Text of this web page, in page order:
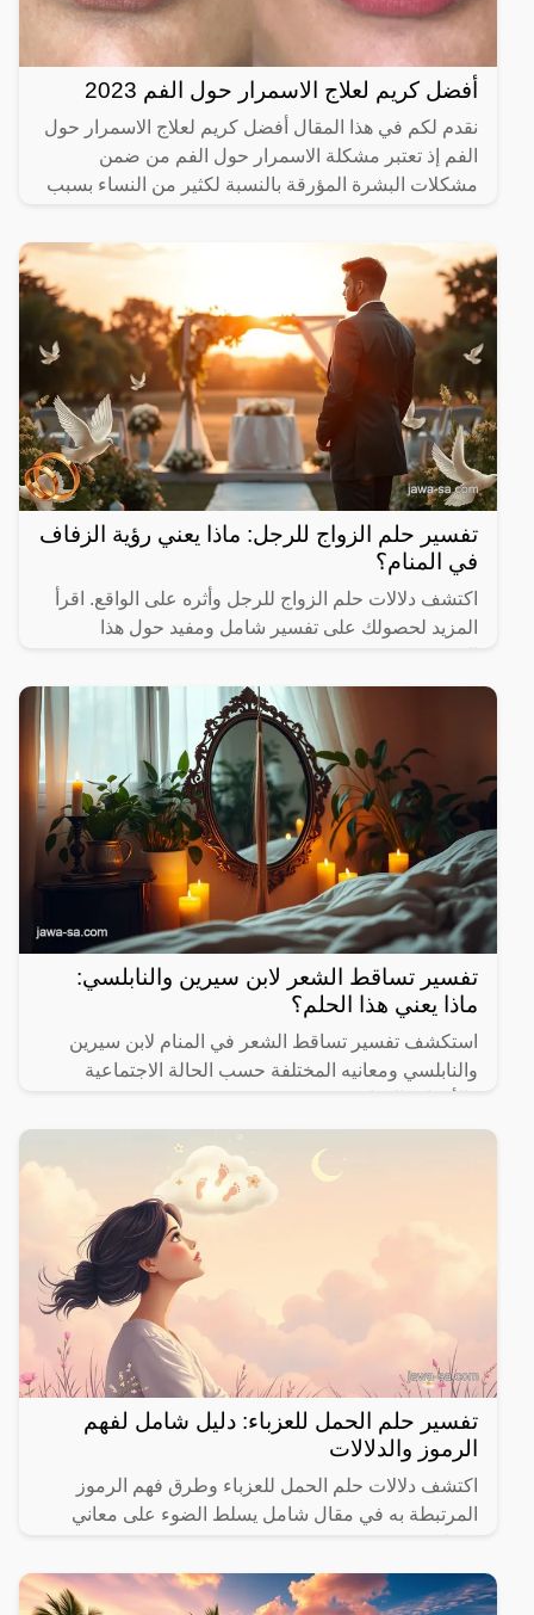
أفضل كريم لعلاج الاسمرار حول الفم 2023
نقدم لكم في هذا المقال أفضل كريم لعلاج الاسمرار حول
الفم إذ تعتبر مشكلة الاسمرار حول الفم من ضمن
مشكلات البشرة المؤرقة بالنسبة لكثير من النساء بسبب
تفسير حلم الزواج للرجل: ماذا يعني رؤية الزفاف
في المنام؟
اكتشف دلالات حلم الزواج للرجل وأثره على الواقع. اقرأ
المزيد لحصولك على تفسير شامل ومفيد حول هذا
تفسير تساقط الشعر لابن سيرين والنابلسي:
ماذا يعني هذا الحلم؟
استكشف تفسير تساقط الشعر في المنام لابن سيرين
والنابلسي ومعانيه المختلفة حسب الحالة الاجتماعية
تفسير حلم الحمل للعزباء: دليل شامل لفهم
الرموز والدلالات
اكتشف دلالات حلم الحمل للعزباء وطرق فهم الرموز
المرتبطة به في مقال شامل يسلط الضوء على معاني